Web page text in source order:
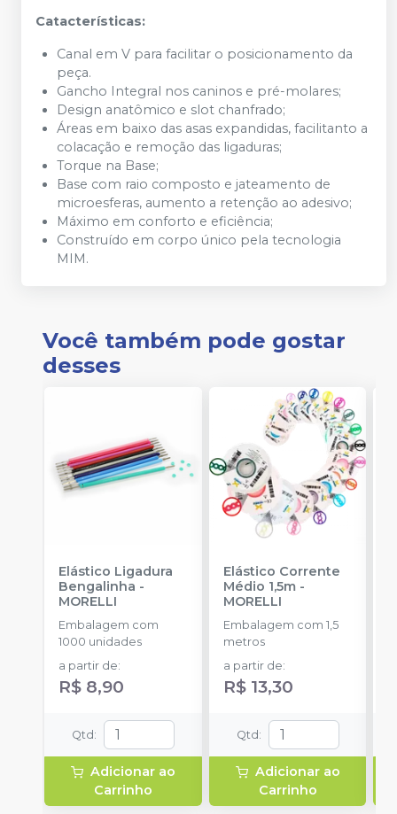
Catacterísticas:
Canal em V para facilitar o posicionamento da
peça.
Gancho Integral nos caninos e pré-molares;
Design anatômico e slot chanfrado;
Áreas em baixo das asas expandidas, facilitanto a
colacação e remoção das ligaduras;
Torque na Base;
Base com raio composto e jateamento de
microesferas, aumento a retenção ao adesivo;
Máximo em conforto e eficiência;
Construído em corpo único pela tecnologia
MIM.
Você também pode gostar
desses
Elástico Ligadura
Bengalinha -
MORELLI
Embalagem com
1000 unidades
a partir de:
R$ 8,90
Qtd :
Adicionar ao
Carrinho
Elástico Corrente
Médio 1,5m-
MORELLI
Embalagem com 1,5
metros
a partir de:
R$ 13,30
Qtd :
Adicionar ao
Carrinho